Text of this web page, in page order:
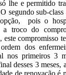
lhe e permitido
segundo sub-
pois o
a troco do
este compromisso
dos
nos primeiros 3
desses 3 meses,